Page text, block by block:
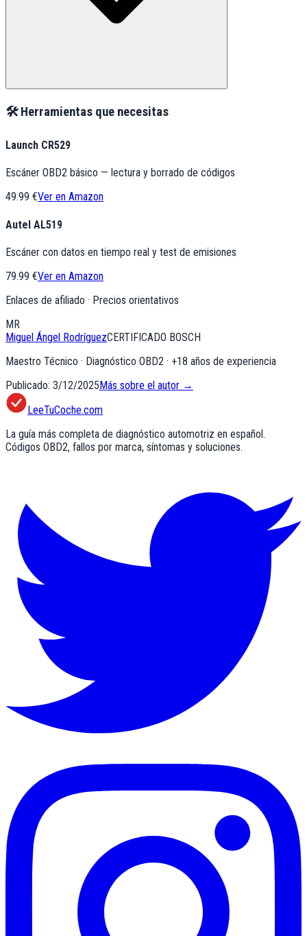
🛠️ Herramientas que necesitas
Launch CR529
Escáner OBD2 básico — lectura y borrado de códigos
49.99 €Ver en Amazon
Autel AL519
Escáner con datos en tiempo real y test de emisiones
79.99 €Ver en Amazon
Enlaces de afiliado · Precios orientativos
MR
Miguel Ángel RodríguezCERTIFICADO BOSCH
Maestro Técnico · Diagnóstico OBD2 · +18 años de experiencia
Publicado: 3/12/2025Más sobre el autor →
LeeTuCoche.com
La guía más completa de diagnóstico automotriz en español.
Códigos OBD2, fallos por marca, síntomas y soluciones.